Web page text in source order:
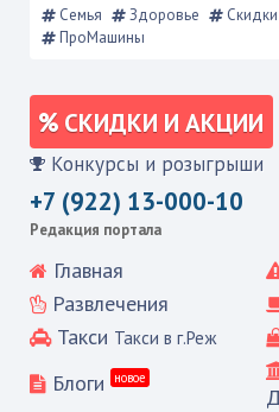
Семья Здоровье Скидки
ПроМашины
СКИДКИ И АКЦИИ
Конкурсы и розыгрыши
+7 (922) 13-000-10
Редакция портала
Главная
Развлечения
Такси Такси в г.Реж
Блоги
новое